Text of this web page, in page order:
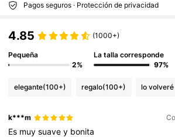
Pagos seguros · Protección de privacidad
4.85 (1000+)
Pequeña
2%
La talla corresponde
97%
elegante(100+) regalo(100+) lo
k***m
Es muysuavey bonita